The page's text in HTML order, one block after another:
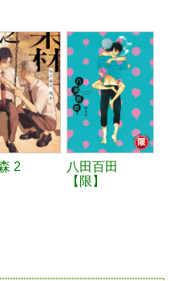
2
八田百田
【限】